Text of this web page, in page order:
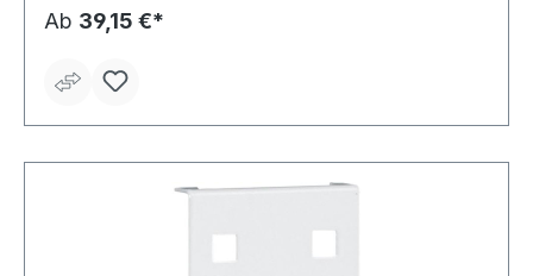
Ab 39,15 €*